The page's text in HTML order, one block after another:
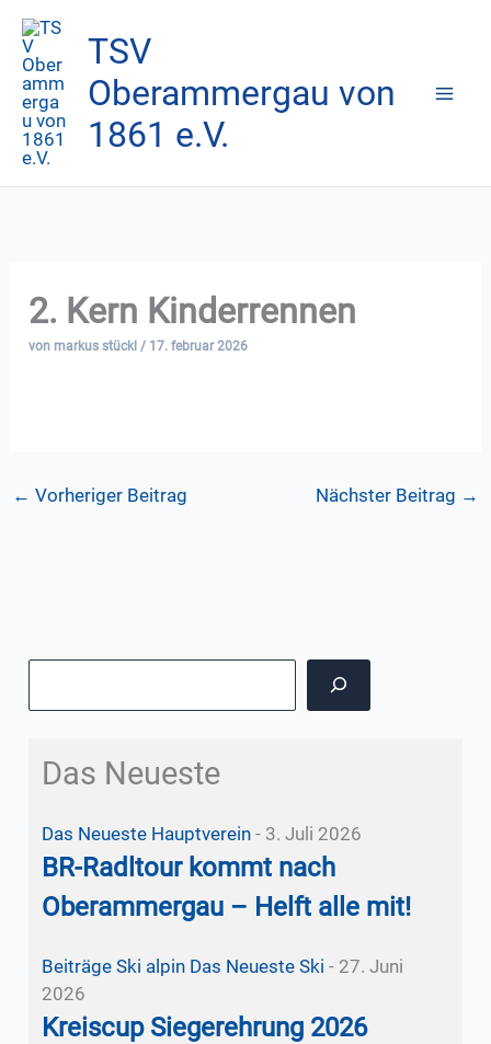
Zum
Inhalt
springen
TSV
Oberammergau von
1861 e.V.
2. Kern Kinderrennen
von markus stückl / 17. februar 2026
← Vorheriger Beitrag Nächster Beitrag →
Das Neueste
Das Neueste Hauptverein- 3. Juli 2026
BR-Radltour kommt nach
Oberammergau – Helft alle mit!
Beiträge Ski alpin Das Neueste Ski - 27. Juni
2026
Kreiscup Siegerehrung 2026